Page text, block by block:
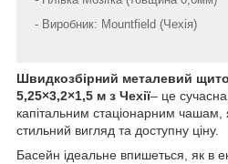
- Виробник: Mountfield (Чехія)
Швидкозбірний металевий
5,25×3,2×1,5 м з Чехії– це
капітальним стаціонарним чашам,
стильний вигляд та доступну ціну.
Басейн ідеальне впишеться, як в